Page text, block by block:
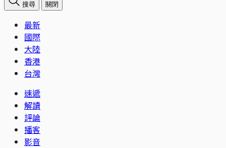
搜尋 關閉
最新
國際
大陸
香港
台灣
速遞
解讀
評論
播客
影音